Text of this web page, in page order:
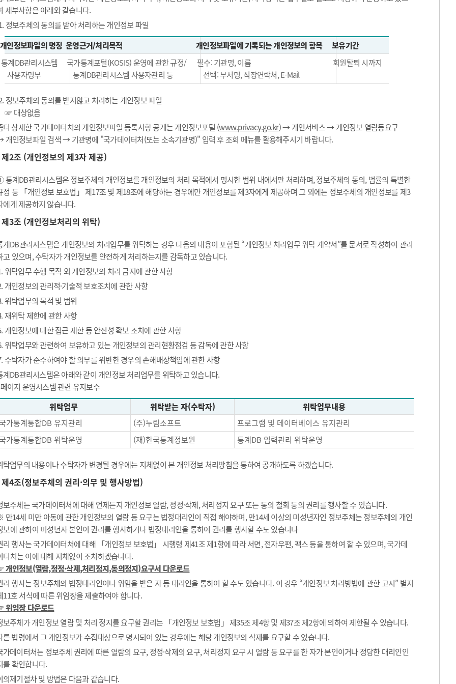
세부사항은 아래와 같습니다.
정보주체의 동의를 받아 처리하는 개인정보 파일
개인정보파일의 명칭 운영근거/처리목적 개인정보파일에 기록되는 개인정보의 항목
보유기간
통계DB관리시스템
사용자명부
국가통계포털(KOSIS) 운영에 관한 규정/
통계DB관리시스템 사용자관리 등
필수: 기관명, 이름
선택: 부서명, 직장연락처, E-Mail
회원탈퇴 시까지
정보주체의 동의를 받지않고 처리하는 개인정보 파일
☞ 대상없음
상세한 국가데이터처의 개인정보파일 등록사항 공개는 개인정보포털 (www.privacy.go.kr) → 개인서비스 → 개인정보 열람등요구
개인정보파일 검색 → 기관명에 "국가데이터처(또는 소속기관명)" 입력 후 조회 메뉴를 활용해주시기 바랍니다.
제2조 (개인정보의 제3자 제공)
통계DB관리시스템은 정보주체의 개인정보를 개인정보의 처리 목적에서 명시한 범위 내에서만 처리하며, 정보주체의 동의, 법률의 특별한
정 등 「개인정보 보호법」 제17조 및 제18조에 해당하는 경우에만 개인정보를 제3자에게 제공하며 그 외에는 정보주체의 개인정보를 제3
에게 제공하지 않습니다.
제3조 (개인정보처리의 위탁)
DB관리시스템은 개인정보의 처리업무를 위탁하는 경우 다음의 내용이 포함된 “개인정보 처리업무 위탁 계약서”를 문서로 작성하여 관리
고 있으며, 수탁자가 개인정보를 안전하게 처리하는지를 감독하고 있습니다.
위탁업무 수행 목적 외 개인정보의 처리 금지에 관한 사항
개인정보의 관리적·기술적 보호조치에 관한 사항
위탁업무의 목적 및 범위
재위탁 제한에 관한 사항
개인정보에 대한 접근 제한 등 안전성 확보 조치에 관한 사항
위탁업무와 관련하여 보유하고 있는 개인정보의 관리현황점검 등 감독에 관한 사항
수탁자가 준수하여야 할 의무를 위반한 경우의 손해배상책임에 관한 사항
DB관리시스템은 아래와 같이 개인정보 처리업무를 위탁하고 있습니다.
이지 운영시스템 관련 유지보수
위탁업무
위탁받는 자(수탁자)
위탁업무내용
가통계통합DB 유지관리
(주)누림소프트
프로그램 및 데이터베이스 유지관리
가통계통합DB 위탁운영
(재)한국통계정보원 통계DB 입력관리 위탁운영
업무의 내용이나 수탁자가 변경될 경우에는 지체없이 본 개인정보 처리방침을 통하여 공개하도록 하겠습니다.
제4조(정보주체의 권리·의무 및 행사방법)
주체는 국가데이터처에 대해 언제든지 개인정보 열람, 정정·삭제, 처리정지 요구 또는 동의 철회 등의 권리를 행사할 수 있습니다.
만14세 미만 아동에 관한 개인정보의 열람 등 요구는 법정대리인이 직접 해야하며, 만14세 이상의 미성년자인 정보주체는 정보주체의 개인
보에 관하여 미성년자 본인이 권리를 행사하거나 법정대리인을 통하여 권리를 행사할 수도 있습니다
행사는 국가데이터처에 대해 「개인정보 보호법」 시행령 제41조 제1항에 따라 서면, 전자우편, 팩스 등을 통하여 할 수 있으며, 국가데
터처는 이에 대해 지체없이 조치하겠습니다.
개인정보(열람,정정·삭제,처리정지,동의정지)요구서 다운로드
행사는 정보주체의 법정대리인이나 위임을 받은 자 등 대리인을 통하여 할 수도 있습니다. 이 경우 “개인정보 처리방법에 관한 고시” 별지
11호 서식에 따른 위임장을 제출하여야 합니다.
위임장 다운로드
주체가 개인정보 열람 및 처리 정지를 요구할 권리는 「개인정보 보호법」 제35조 제4항 및 제37조 제2항에 의하여 제한될 수 있습니다.
법령에서 그 개인정보가 수집대상으로 명시되어 있는 경우에는 해당 개인정보의 삭제를 요구할 수 었습니다.
데이터처는 정보주체 권리에 따른 열람의 요구, 정정·삭제의 요구, 처리정지 요구 시 열람 등 요구를 한 자가 본인이거나 정당한 대리인인
를 확인합니다.
제기절차 및 방법은 다음과 같습니다.